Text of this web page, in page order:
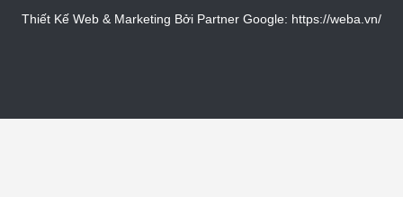
Thiết Kế Web & Marketing Bởi Partner Google: https://weba.vn/